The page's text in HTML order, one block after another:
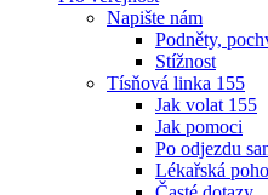
Napište nám
Podněty,
Stížnost
Tísňová linka 155
Jak volat 155
Jak pomoci
Po odjezdu
Lékařská